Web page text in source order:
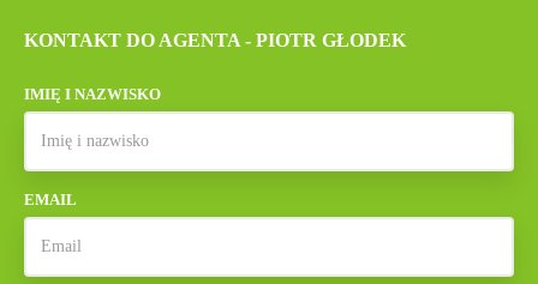
KONTAKT DO AGENTA - PIOTR GŁODEK
IMIĘ I NAZWISKO
EMAIL